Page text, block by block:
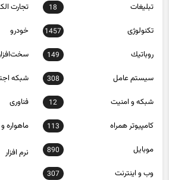
تبلیغات 18 تجارت
تکنولوژی 1457 خودرو
روباتيك 149
سيستم عامل 308 شبكه
شبكه و امنيت 12 فناوری
كامپيوتر همراه 113 ماهواره
موبايل 890 نرم افزار
وب و اينترنت 307